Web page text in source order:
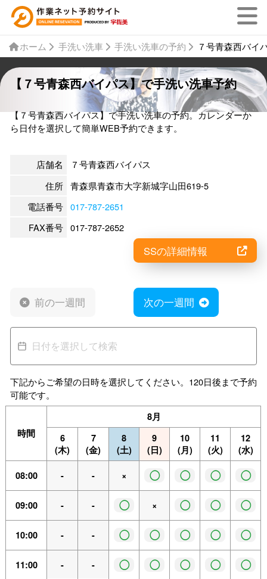
ホーム 手洗い洗車 手洗い洗車の予約 ７号青森西バイ
【７号青森西バイパス】で手洗い洗車予約
【７号青森西バイパス】で手洗い洗車の予約。カレンダーか
ら日付を選択して簡単WEB予約できます。
店舗名
７号青森西バイパス
住所 青森県青森市大字新城字山田619-5
電話番号 017-787-2651
FAX番号 017-787-2652
SSの詳細情報
前の一週間 次の一週間
下記からご希望の日時を選択してください。120日後まで予約
可能です。
時間
8月
6
(木)
7
(金)
8
(土)
9
(日)
10
(月)
11
(火)
12
(水)
08:00 - - × ◯ ◯ ◯ ◯
09:00 - - ◯ × ◯ ◯ ◯
10:00 - - ◯ ◯ ◯ ◯ ◯
11:00 - - ◯ ◯ ◯ ◯ ◯